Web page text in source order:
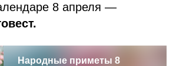
8 апреля —
Народные приметы 8